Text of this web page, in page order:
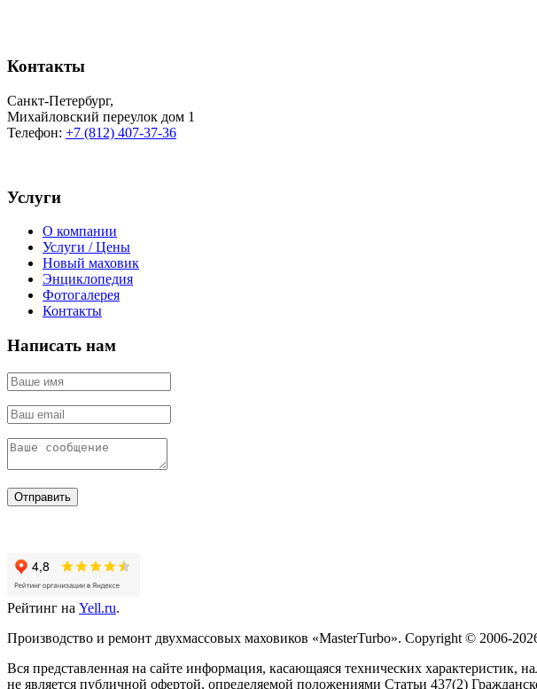
Контакты
Санкт-Петербург,
Михайловский переулок дом 1
Телефон: +7 (812) 407-37-36
Услуги
О компании
Услуги / Цены
Новый маховик
Энциклопедия
Фотогалерея
Контакты
Написать нам
Отправить
Рейтинг на Yell.ru.
Производство и ремонт двухмассовых маховиков «MasterTurbo». Copyright © 2006-
Вся представленная на сайте информация, касающаяся технических характеристик,
не является публичной офертой, определяемой положениями Статьи 437(2)